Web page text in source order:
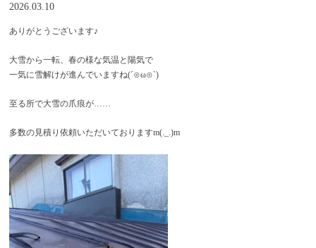
2026.03.10
ありがとうございます♪
大雪から一転、春の様な気温と陽気で
一気に雪解けが進んでいますね(´⊙ω⊙`)
至る所で大雪の爪痕が……
多数の見積り依頼いただいておりますm(._.)m